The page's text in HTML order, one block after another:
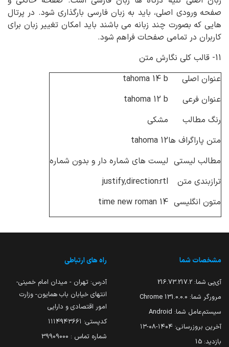
صفحه ورودی اصلی، باید به زبان فارسی بارگذاری شود. در پرتال
هایی که بصورت چند زبانه می باشند باید امکان تغییر زبان برای
کاربران در تمامی صفحات فراهم شود.
11- قالب کلی نگارش متن
عنوان اصلی
tahoma 14 b
عنوان فرعی
tahoma 12 b
رنگ مطالب
مشکی
متن پاراگراف هاtahoma 12
مطالب لیستی لیست های شماره دار و بدون شماره
ترازبندی متن
justify,direction:rtl
متون انگلیسی time new roman 14
مشخصات شما
آی‌پی شما: 216.73.217.2
مرورگر شما: 131.0.0.0 Chrome
سیستم‌عامل شما: Android
آخرین بروزرسانی: ۱۴۰۴-۰۸-۱۳
بازدید: 15
راه های ارتباطی
آدرس: تهران - میدان امام خمینی-
انتهای خیابان باب همایون- وزارت
امور اقتصادی و دارایی
کدپستی: ۱۱۱۴۹۴۳۶۶۱
شماره تماس : 39909000